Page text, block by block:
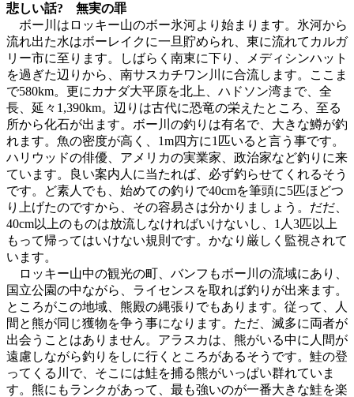
悲しい話? 無実の罪
ボー川はロッキー山のボー氷河より始まります。氷河から
流れ出た水はボーレイクに一旦貯められ、東に流れてカルガ
リー市に至ります。しばらく南東に下り、メディシンハット
を過ぎた辺りから、南サスカチワン川に合流します。ここま
で580km。更にカナダ大平原を北上、ハドソン湾まで、全
長、延々1,390km。辺りは古代に恐竜の栄えたところ、至る
所から化石が出ます。ボー川の釣りは有名で、大きな鱒が釣
れます。魚の密度が高く、1m四方に1匹いると言う事です。
ハリウッドの俳優、アメリカの実業家、政治家など釣りに来
ています。良い案内人に当たれば、必ず釣らせてくれるそう
です。ど素人でも、始めての釣りで40cmを筆頭に5匹ほどつ
り上げたのですから、その容易さは分かりましょう。だだ、
40cm以上のものは放流しなければいけないし、1人3匹以上
もって帰ってはいけない規則です。かなり厳しく監視されて
います。
ロッキー山中の観光の町、バンフもボー川の流域にあり、
国立公園の中ながら、ライセンスを取れば釣りが出来ます。
ところがこの地域、熊殿の縄張りでもあります。従って、人
間と熊が同じ獲物を争う事になります。ただ、滅多に両者が
出会うことはありません。アラスカは、熊がいる中に人間が
遠慮しながら釣りをしに行くところがあるそうです。鮭の登
ってくる川で、そこには鮭を捕る熊がいっぱい群れていま
す。熊にもランクがあって、最も強いのが一番大きな鮭を楽